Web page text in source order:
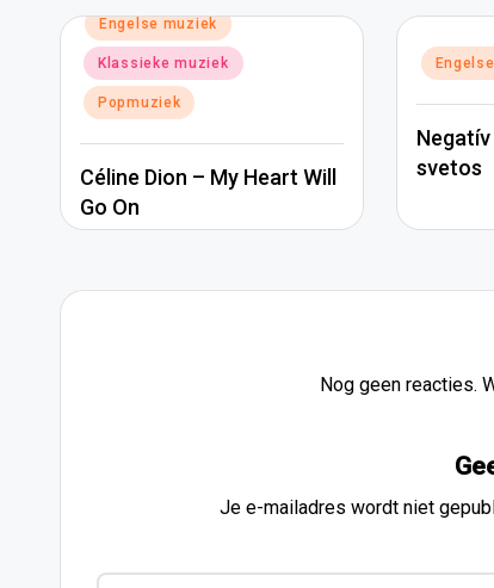
Geplaatst
in
Engelse muziek
Klassieke muziek
Popmuziek
Céline Dion – My Heart Will
Go On
Geplaatst
svetos
Nog geen reacties.
Je e-mailadres wordt niet